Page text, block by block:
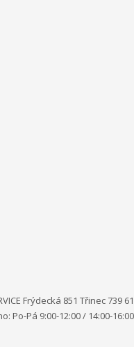
Frýdecká 851 Třinec 739 61
Po-Pá 9:00-12:00 / 14:00-16:00